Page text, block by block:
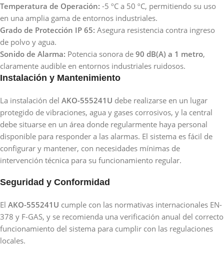
Temperatura de Operación: -5 ºC a 50 ºC, permitiendo su uso
en una amplia gama de entornos industriales.
Grado de Protección IP 65: Asegura resistencia contra ingreso
de polvo y agua.
Sonido de Alarma: Potencia sonora de 90 dB(A) a 1 metro,
claramente audible en entornos industriales ruidosos.
Instalación y Mantenimiento
La instalación del AKO-555241U debe realizarse en un lugar
protegido de vibraciones, agua y gases corrosivos, y la central
debe situarse en un área donde regularmente haya personal
disponible para responder a las alarmas. El sistema es fácil de
configurar y mantener, con necesidades mínimas de
intervención técnica para su funcionamiento regular.
Seguridad y Conformidad
El AKO-555241U cumple con las normativas internacionales EN-
378 y F-GAS, y se recomienda una verificación anual del correcto
funcionamiento del sistema para cumplir con las regulaciones
locales.